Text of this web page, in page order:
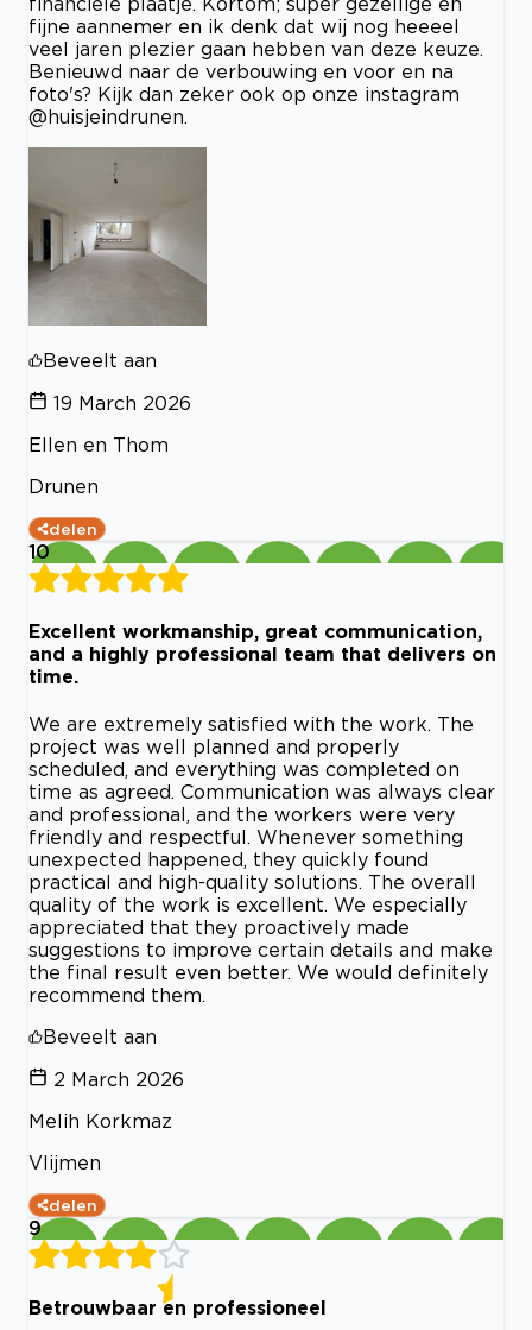
fijne aannemer en ik denk dat wij nog heeeel
veel jaren plezier gaan hebben van deze keuze.
Benieuwd naar de verbouwing en voor en na
foto's? Kijk dan zeker ook op onze instagram
@huisjeindrunen.
Beveelt aan
19 March 2026
Ellen en Thom
Drunen
delen
10
Excellent workmanship, great communication,
and a highly professional team that delivers on
time.
We are extremely satisfied with the work. The
project was well planned and properly
scheduled, and everything was completed on
time as agreed. Communication was always clear
and professional, and the workers were very
friendly and respectful. Whenever something
unexpected happened, they quickly found
practical and high-quality solutions. The overall
quality of the work is excellent. We especially
appreciated that they proactively made
suggestions to improve certain details and make
the final result even better. We would definitely
recommend them.
Beveelt aan
2 March 2026
Melih Korkmaz
Vlijmen
delen
9
Betrouwbaar en professioneel